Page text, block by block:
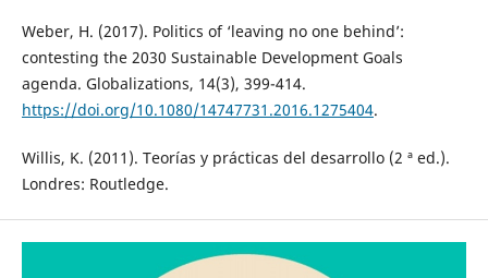
Weber, H. (2017). Politics of ‘leaving no one behind’:
contesting the 2030 Sustainable Development Goals
agenda. Globalizations, 14(3), 399-414.
https://doi.org/10.1080/14747731.2016.1275404.
Willis, K. (2011). Teorías y prácticas del desarrollo (2 ª ed.).
Londres: Routledge.